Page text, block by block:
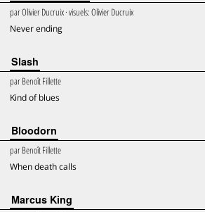
parOlivier Ducruix· visuels:Olivier Ducruix
Never ending
Slash
parBenoît Fillette
Kind of blues
Bloodorn
parBenoît Fillette
When death calls
Marcus King